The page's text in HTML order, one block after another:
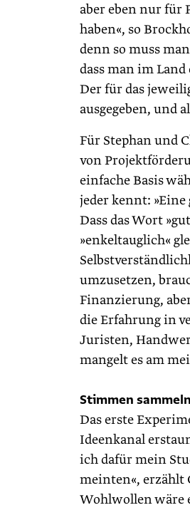
aber eben nur für
haben«, so
denn so muss
dass man im
Der für das
ausgegeben, und
Für Stephan und
von
einfache Basis
jeder kennt: »Eine
Dass das Wort
»enkeltauglich«
umzusetzen,
Finanzierung,
die Erfahrung in
Juristen,
mangelt es am
Stimmen
Das erste
Ideenkanal
ich dafür mein
meinten«, erzählt
Wohlwollen wäre